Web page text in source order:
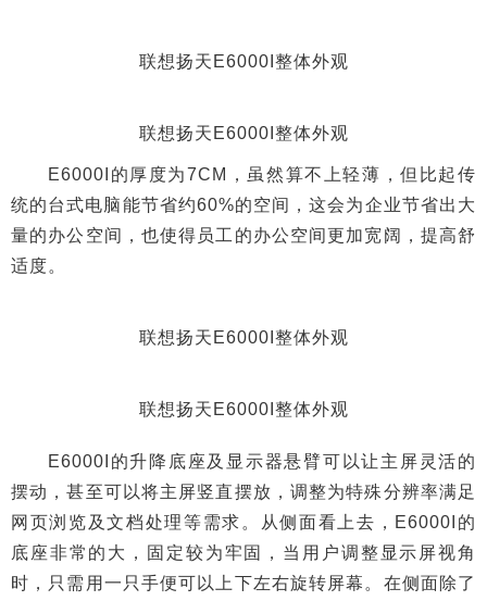
联想扬天E6000I整体外观
联想扬天E6000I整体外观
E6000I的厚度为7CM，虽然算不上轻薄，但比起传
统的台式电脑能节省约60%的空间，这会为企业节省出大
量的办公空间，也使得员工的办公空间更加宽阔，提高舒
适度。
联想扬天E6000I整体外观
联想扬天E6000I整体外观
E6000I的升降底座及显示器悬臂可以让主屏灵活的
摆动，甚至可以将主屏竖直摆放，调整为特殊分辨率满足
网页浏览及文档处理等需求。从侧面看上去，E6000I的
底座非常的大，固定较为牢固，当用户调整显示屏视角
时，只需用一只手便可以上下左右旋转屏幕。在侧面除了